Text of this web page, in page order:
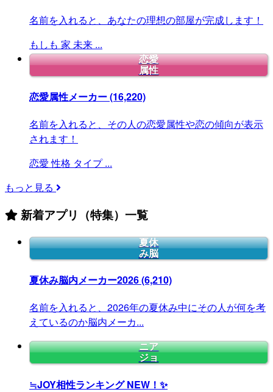
名前を入れると、あなたの理想の部屋が完成します！
もしも 家 未来 ...
恋愛
属性
恋愛属性メーカー(16,220)
名前を入れると、その人の恋愛属性や恋の傾向が表示
されます！
恋愛 性格 タイプ ...
もっと見る
新着アプリ（特集）一覧
夏休
み脳
夏休み脳内メーカー2026(6,210)
名前を入れると、2026年の夏休み中にその人が何を考
えているのか脳内メーカ...
ニア
ジョ
≒JOY相性ランキングNEW！✨